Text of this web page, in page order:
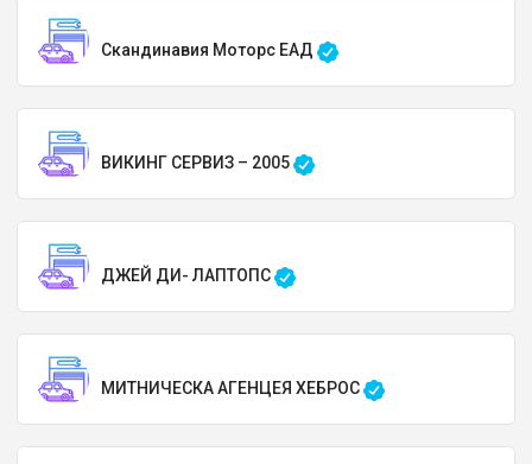
Скандинавия Моторс ЕАД
ВИКИНГ СЕРВИЗ – 2005
ДЖЕЙ ДИ- ЛАПТОПС
МИТНИЧЕСКА АГЕНЦЕЯ ХЕБРОС